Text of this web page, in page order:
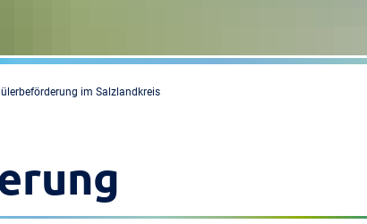
im Salzlandkreis